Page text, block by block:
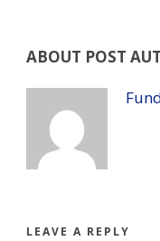
ABOUT POST
LEAVE A REPLY